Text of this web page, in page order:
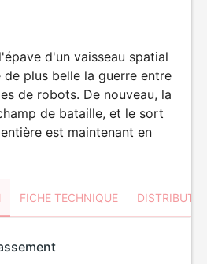
d'un vaisseau spatial
de plus belle la guerre entre
de robots. De nouveau, la
de bataille, et le sort
est maintenant en
FICHE TECHNIQUE